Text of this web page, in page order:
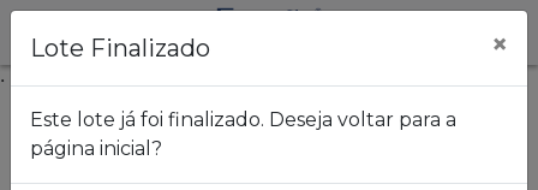
.
Frazão Leilões
Lote Finalizado ×
Este lote já foi finalizado. Deseja voltar para a
página inicial?